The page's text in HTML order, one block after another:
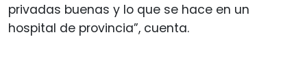
privadas buenas y lo que se hace en un
hospital de provincia”, cuenta.